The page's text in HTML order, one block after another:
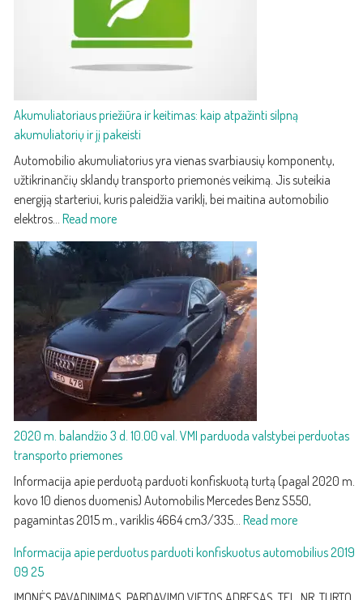
Akumuliatoriaus priežiūra ir keitimas: kaip atpažinti silpną
akumuliatorių ir jį pakeisti
Automobilio akumuliatorius yra vienas svarbiausių komponentų,
užtikrinančių sklandų transporto priemonės veikimą. Jis suteikia
energiją starteriui, kuris paleidžia variklį, bei maitina automobilio
elektros… Read more:
Akumuliatoriaus
keitimas:
kaip
atpažinti
silpną
akumuliatorių
jį
pakeisti
2020 m. balandžio 3 d. 10.00 val. VMI parduoda valstybei perduotas
transporto priemones
Informacija apie perduotą parduoti konfiskuotą turtą (pagal 2020 m.
kovo 10 dienos duomenis) Automobilis Mercedes Benz S550,
pagamintas 2015 m., variklis 4664 cm3/335… Read more:
m.
Informacija apie perduotus parduoti konfiskuotus automobilius 2019
09 25